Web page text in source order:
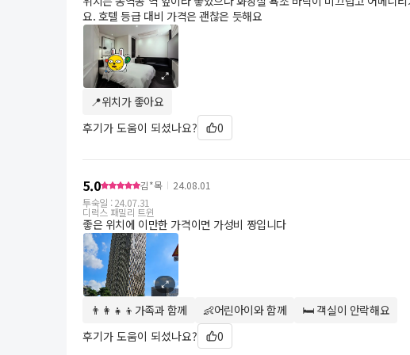
요. 호텔 등급 대비 가격은 괜찮은 듯해요
📍위치가 좋아요
후기가 도움이 되셨나요?
0
5.0 김*목
24.08.01
투숙일 :24.07.31
디럭스 패밀리 트윈
좋은 위치에 이만한 가격이면 가성비 짱입니다
👨‍👩‍👧‍👦가족과 함께 👶어린아이와 함께
🛏 객실이 안락해요
후기가 도움이 되셨나요?
0